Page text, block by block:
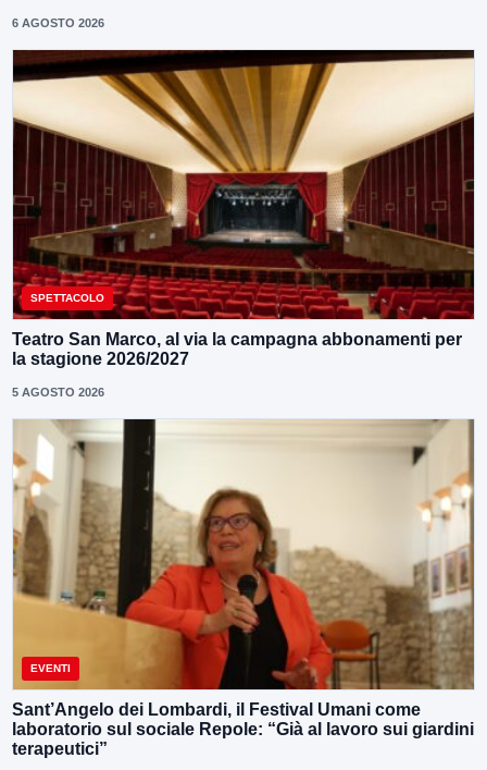
6 AGOSTO 2026
SPETTACOLO
Teatro San Marco, al via la campagna abbonamenti per
la stagione 2026/2027
5 AGOSTO 2026
EVENTI
Sant’Angelo dei Lombardi, il Festival Umani come
laboratorio sul sociale Repole: “Già al lavoro sui giardini
terapeutici”